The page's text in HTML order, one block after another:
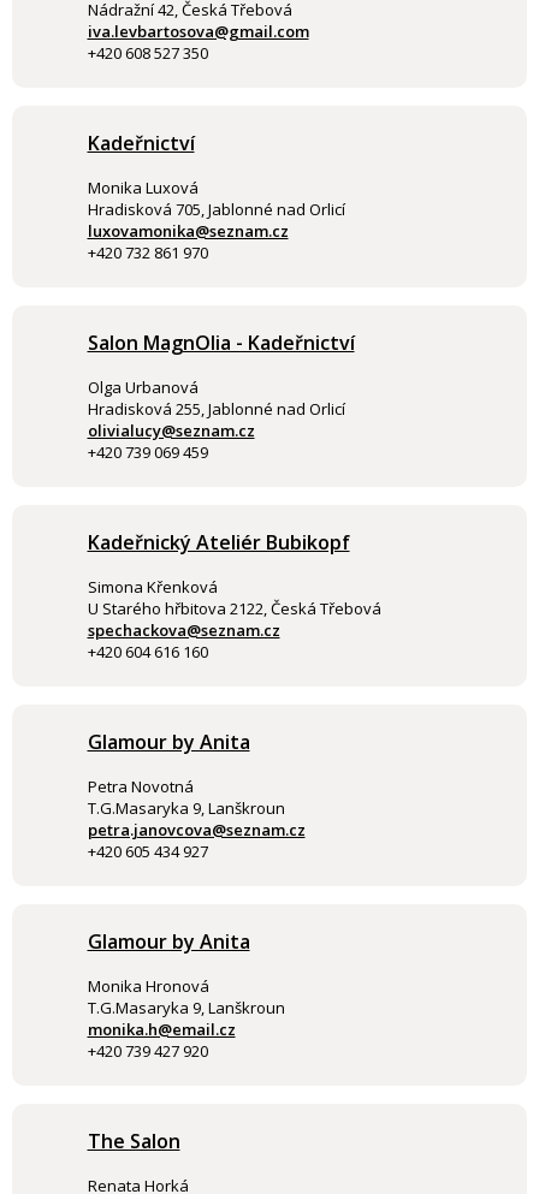
Nádražní 42, Česká Třebová
iva.levbartosova@gmail.com
+420 608 527 350
Kadeřnictví
Monika Luxová
Hradisková 705, Jablonné nad Orlicí
luxovamonika@seznam.cz
+420 732 861 970
Salon MagnOlia - Kadeřnictví
Olga Urbanová
Hradisková 255, Jablonné nad Orlicí
olivialucy@seznam.cz
+420 739 069 459
Kadeřnický Ateliér Bubikopf
Simona Křenková
U Starého hřbitova 2122, Česká Třebová
spechackova@seznam.cz
+420 604 616 160
Glamour by Anita
Petra Novotná
T.G.Masaryka 9, Lanškroun
petra.janovcova@seznam.cz
+420 605 434 927
Glamour by Anita
Monika Hronová
T.G.Masaryka 9, Lanškroun
monika.h@email.cz
+420 739 427 920
The Salon
Renata Horká